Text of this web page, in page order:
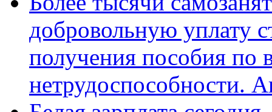
добровольную уплату
получения пособия по
нетрудоспособности.